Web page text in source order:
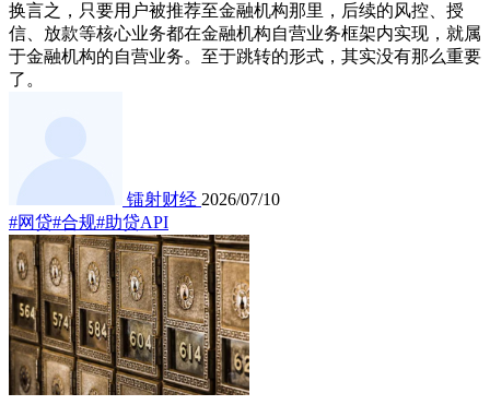
换言之，只要用户被推荐至金融机构那里，后续的风控、授
信、放款等核心业务都在金融机构自营业务框架内实现，就属
于金融机构的自营业务。至于跳转的形式，其实没有那么重要
了。
镭射财经 2026/07/10
#网贷#合规#助贷API